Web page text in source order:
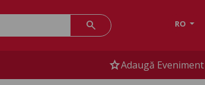
search RO
starAdaugă Eveniment